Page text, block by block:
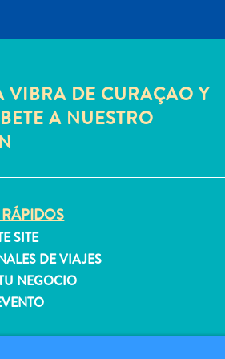
VIBRA DE CURAÇAO Y
A NUESTRO
SITE
DE VIAJES
NEGOCIO